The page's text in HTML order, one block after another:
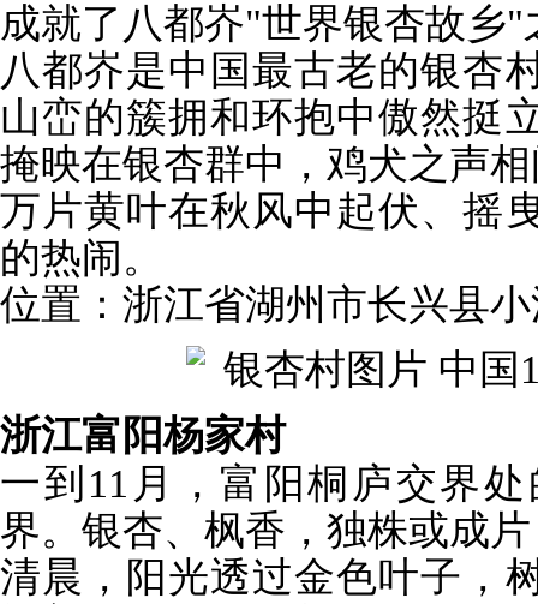
成就了八都岕"世界银杏故乡"
八都岕是中国最古老的银杏
山峦的簇拥和环抱中傲然挺
掩映在银杏群中，鸡犬之声
万片黄叶在秋风中起伏、摇
的热闹。
位置：浙江省湖州市长兴县
浙江富阳杨家村
一到11月，富阳桐庐交界
界。银杏、枫香，独株或成
清晨，阳光透过金色叶子，